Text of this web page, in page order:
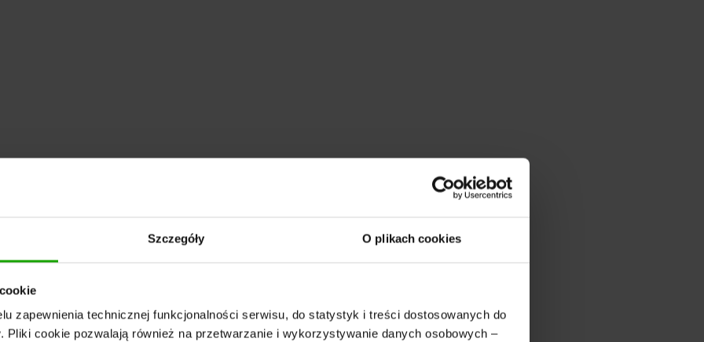
Szczegóły O plikach cookies
zapewnienia technicznej funkcjonalności serwisu, do statystyk i treści dostosowanych do
Pliki cookie pozwalają również na przetwarzanie i wykorzystywanie danych osobowych –